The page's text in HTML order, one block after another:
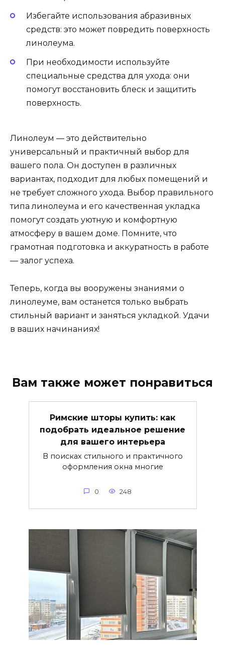
Избегайте использования абразивных
средств: это может повредить поверхность
линолеума.
При необходимости используйте
специальные средства для ухода: они
помогут восстановить блеск и защитить
поверхность.
Линолеум — это действительно
универсальный и практичный выбор для
вашего пола. Он доступен в различных
вариантах, подходит для любых помещений и
не требует сложного ухода. Выбор правильного
типа линолеума и его качественная укладка
помогут создать уютную и комфортную
атмосферу в вашем доме. Помните, что
грамотная подготовка и аккуратность в работе
— залог успеха.
Теперь, когда вы вооружены знаниями о
линолеуме, вам останется только выбрать
стильный вариант и заняться укладкой. Удачи
в ваших начинаниях!
Вам также может понравиться
Римские шторы купить: как
подобрать идеальное решение
для вашего интерьера
В поисках стильного и практичного
оформления окна многие
0 248